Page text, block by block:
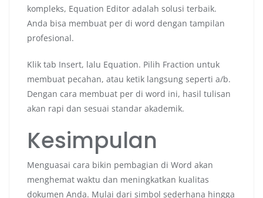
kompleks, Equation Editor adalah solusi terbaik.
Anda bisa membuat per di word dengan tampilan
profesional.
Klik tab Insert, lalu Equation. Pilih Fraction untuk
membuat pecahan, atau ketik langsung seperti a/b.
Dengan cara membuat per di word ini, hasil tulisan
akan rapi dan sesuai standar akademik.
Kesimpulan
Menguasai cara bikin pembagian di Word akan
menghemat waktu dan meningkatkan kualitas
dokumen Anda. Mulai dari simbol sederhana hingga